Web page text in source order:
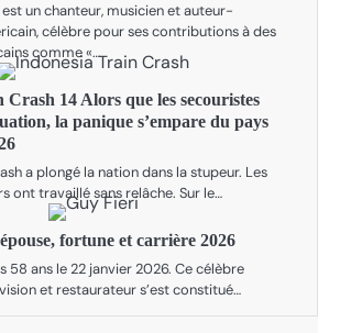
un chanteur, musicien et auteur-
célèbre pour ses contributions à des
comme «…
14 Alors que les secouristes
la panique s’empare du pays
a plongé la nation dans la stupeur. Les
ont travaillé sans relâche. Sur le…
fortune et carrière 2026
58 ans le 22 janvier 2026. Ce célèbre
et restaurateur s’est constitué…